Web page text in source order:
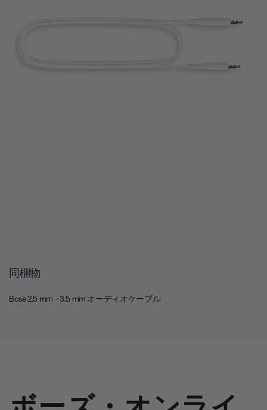
同梱物
Bose 2.5 mm - 3.5 mm オーディオケーブル
ボーズ・オンライ